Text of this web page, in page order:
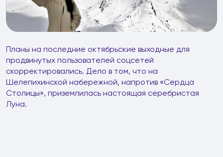
Планы на последние октябрьские выходные для
продвинутых пользователей соцсетей
скорректировались. Дело в том, что на
Шелепихинской набережной, напротив «Сердца
Столицы», приземлилась настоящая серебристая
Луна.